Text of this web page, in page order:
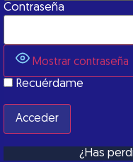
Contraseña
Mostrar contraseña
Recuérdame
¿Has